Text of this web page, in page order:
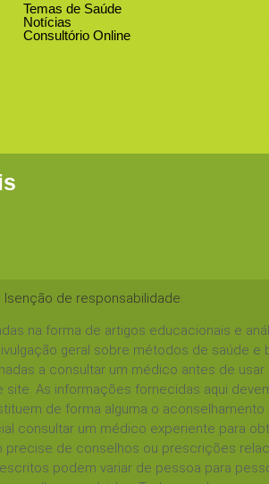
Temas de Saúde
Notícias
Consultório Online
Isenção de responsabilidade:
na forma de artigos educacionais e
geral sobre métodos de saúde e
a consultar um médico antes de usar
site. As informações fornecidas aqui
de forma alguma o
consultar um médico experiente para
precise de conselhos ou prescrições
podem variar de pessoa para